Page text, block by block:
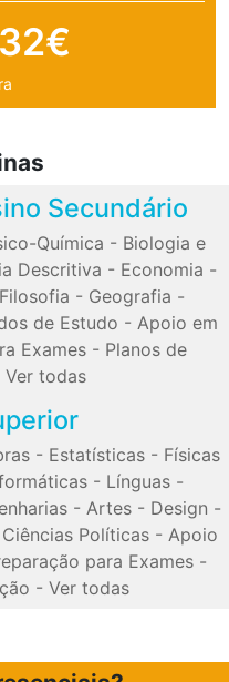
Secundário
Química - Biologia e
Descritiva - Economia -
Filosofia - Geografia -
de Estudo - Apoio em
Exames - Planos de
Ver todas
- Estatísticas - Físicas
- Línguas-
- Artes- Design -
Ciências Políticas - Apoio
para Exames -
- Ver todas